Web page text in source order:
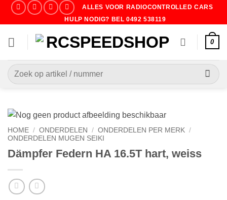
ALLES VOOR RADIOCONTROLLED CARS
HULP NODIG? BEL 0492 538119
0
Zoeken
naar:
HOME / ONDERDELEN / ONDERDELEN PER MERK /
ONDERDELEN MUGEN SEIKI
Dämpfer Federn HA 16.5T hart, weiss